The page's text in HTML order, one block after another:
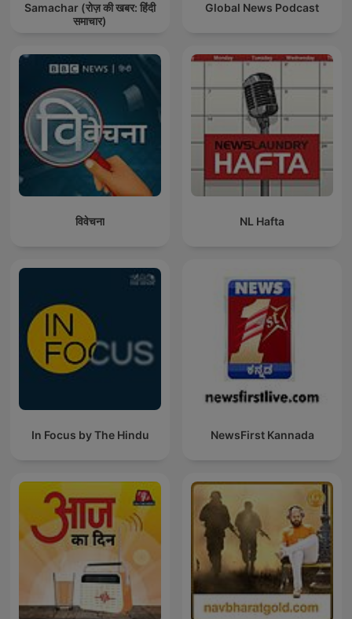
Samachar (रोज़ की खबर: हिंदी
समाचार)
Global News Podcast
विवेचना NL Hafta
In Focus by The Hindu NewsFirst Kannada